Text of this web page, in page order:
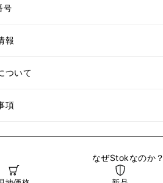
号
報
ついて
項
なぜStokなのか？